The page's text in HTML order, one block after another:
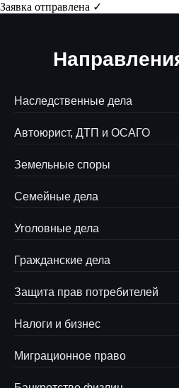
Заявка отправлена ✓
Наследственные дела
Автоюрист, ДТП и ОСАГО
Земельные споры
Семейные дела
Уголовные дела
Гражданские дела
Защита прав потребителей
Налоги и бизнес
Миграционное право